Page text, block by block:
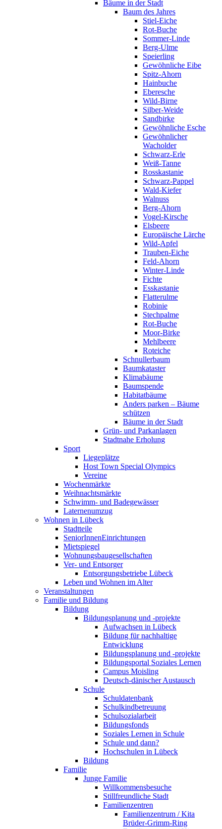
Bäume in der Stadt
Baum des Jahres
Stiel-Eiche
Rot-Buche
Sommer-Linde
Berg-Ulme
Speierling
Gewöhnliche Eibe
Spitz-Ahorn
Hainbuche
Eberesche
Wild-Birne
Silber-Weide
Sandbirke
Gewöhnliche Esche
Gewöhnlicher
Wacholder
Schwarz-Erle
Weiß-Tanne
Rosskastanie
Schwarz-Pappel
Wald-Kiefer
Walnuss
Berg-Ahorn
Vogel-Kirsche
Elsbeere
Europäische Lärche
Wild-Apfel
Trauben-Eiche
Feld-Ahorn
Winter-Linde
Fichte
Esskastanie
Flatterulme
Robinie
Stechpalme
Rot-Buche
Moor-Birke
Mehlbeere
Roteiche
Schnullerbaum
Baumkataster
Klimabäume
Baumspende
Habitatbäume
Anders parken – Bäume
schützen
Bäume in der Stadt
Grün- und Parkanlagen
Stadtnahe Erholung
Sport
Liegeplätze
Host Town Special Olympics
Vereine
Wochenmärkte
Weihnachtsmärkte
Schwimm- und Badegewässer
Laternenumzug
Wohnen in Lübeck
Stadtteile
SeniorInnenEinrichtungen
Mietspiegel
Wohnungsbaugesellschaften
Ver- und Entsorger
Entsorgungsbetriebe Lübeck
Leben und Wohnen im Alter
Veranstaltungen
Familie und Bildung
Bildung
Bildungsplanung und -projekte
Aufwachsen in Lübeck
Bildung für nachhaltige
Entwicklung
Bildungsplanung und -projekte
Bildungsportal Soziales Lernen
Campus Moisling
Deutsch-dänischer Austausch
Schule
Schuldatenbank
Schulkindbetreuung
Schulsozialarbeit
Bildungsfonds
Soziales Lernen in Schule
Schule und dann?
Hochschulen in Lübeck
Bildung
Familie
Junge Familie
Willkommensbesuche
Stillfreundliche Stadt
Familienzentren
Familienzentrum / Kita
Brüder-Grimm-Ring